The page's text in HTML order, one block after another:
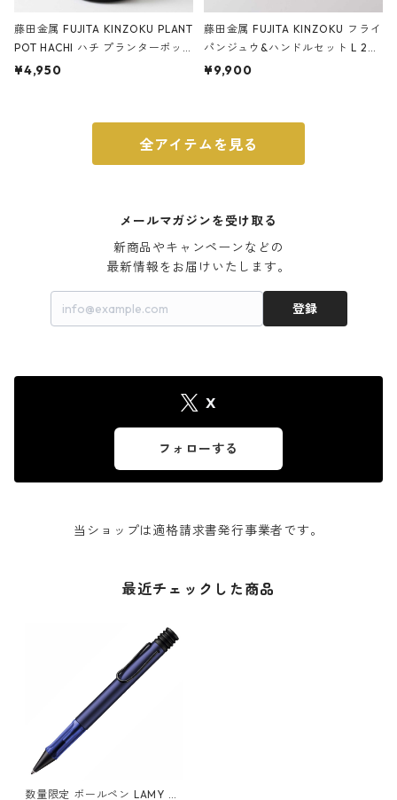
藤田金属 FUJITA KINZOKU PLANT
POT HACHI ハチ プランターポッ
ト 3号 ブラック
¥4,950
藤田金属 FUJITA KINZOKU フライ
パンジュウ&ハンドルセット L 24c
m ガス火・IH対応 鉄フライパン
¥9,900
全アイテムを見る
メールマガジンを受け取る
新商品やキャンペーンなどの
最新情報をお届けいたします。
登録
X
フォローする
当ショップは適格請求書発行事業者です。
最近チェックした商品
数量限定 ボールペン LAMY AL